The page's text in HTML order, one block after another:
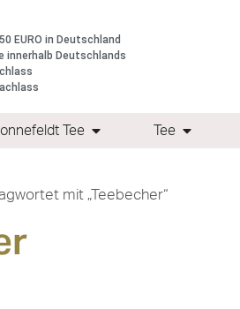
EURO in Deutschland
innerhalb Deutschlands
Tee Tee
mit „Teebecher“